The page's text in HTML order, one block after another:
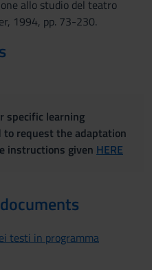
allo studio del teatro
1994, pp. 73-230.
specific learning
to request the adaptation
instructions given HERE
testi in programma